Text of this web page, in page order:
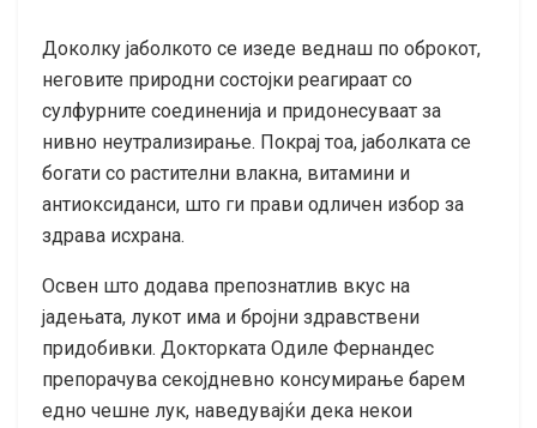
Доколку јаболкото се изеде веднаш по оброкот,
неговите природни состојки реагираат со
сулфурните соединенија и придонесуваат за
нивно неутрализирање. Покрај тоа, јаболката се
богати со растителни влакна, витамини и
антиоксиданси, што ги прави одличен избор за
здрава исхрана.
Освен што додава препознатлив вкус на
јадењата, лукот има и бројни здравствени
придобивки. Докторката Одиле Фернандес
препорачува секојдневно консумирање барем
едно чешне лук, наведувајќи дека некои